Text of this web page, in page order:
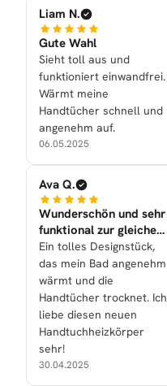
Liam N.
Gute Wahl
Sieht toll aus und
funktioniert einwandfrei.
Wärmt meine
Handtücher schnell und
angenehm auf.
06.05.2025
Ava Q.
Wunderschön und sehr
funktional zur gleichen
Zeit nun bei uns
Ein tolles Designstück,
das mein Bad angenehm
wärmt und die
Handtücher trocknet. Ich
liebe diesen neuen
Handtuchheizkörper
sehr!
30.04.2025